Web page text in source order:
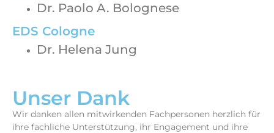
Dr. Paolo A. Bolognese
EDS Cologne
Dr. Helena Jung
Unser Dank
Wir danken allen mitwirkenden Fachpersonen herzlich für
ihre fachliche Unterstützung, ihr Engagement und ihre